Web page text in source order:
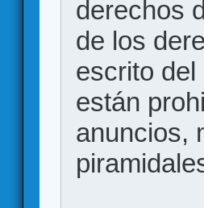
derechos
de los
escrito del
están
anuncios,